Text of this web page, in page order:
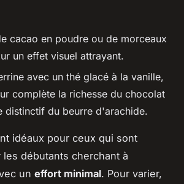
cacao en poudre ou de morceaux
un effet visuel attrayant.
avec un thé glacé à la vanille,
complète la richesse du chocolat
distinctif du beurre d'arachide.
idéaux pour ceux qui sont
débutants cherchant à
un effort minimal. Pour varier,